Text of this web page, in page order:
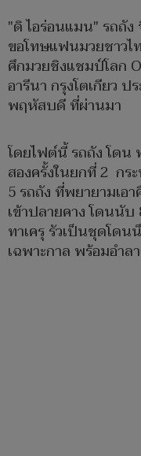
"ดิ ไอร่อนแมน" รถถั
ขอโทษแฟนมวยชาวไ
ศึกมวยชิงแชมป์โลก
อารีนา กรุงโตเกียว
พฤหัสบดี ที่ผ่านมา
โดยไฟต์นี้ รถถัง โดน
สองครั้งในยกที่ 2 กร
5 รถถัง ที่พยายามเอ
เข้าปลายคาง โดนนั
ทาเครุ รัวเป็นชุดโดน
เฉพาะกาล พร้อมอำล